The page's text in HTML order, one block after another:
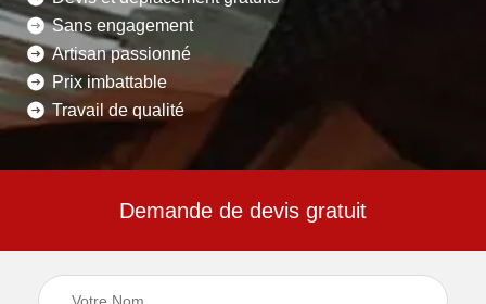
Sans engagement
Artisan passionné
Prix imbattable
Travail de qualité
Demande de devis gratuit